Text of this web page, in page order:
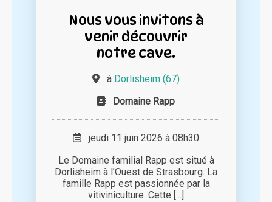
Nous vous invitons à
venir découvrir
notre cave.
à Dorlisheim (67)
Domaine Rapp
jeudi 11 juin 2026 à 08h30
Le Domaine familial Rapp est situé à
Dorlisheim à l’Ouest de Strasbourg. La
famille Rapp est passionnée par la
vitiviniculture. Cette [...]